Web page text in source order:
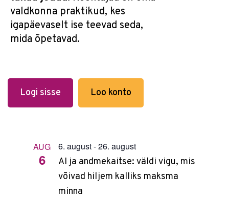
valdkonna praktikud, kes
igapäevaselt ise teevad seda,
mida õpetavad.
Logi sisse Loo konto
AUG
6
6. august-26. august
AI ja andmekaitse: väldi vigu, mis
võivad hiljem kalliks maksma
minna